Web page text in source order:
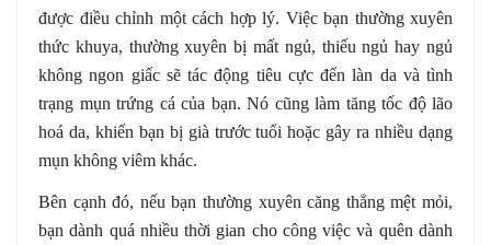
được điều chỉnh một cách hợp lý. Việc bạn thường xuyên
thức khuya, thường xuyên bị mất ngủ, thiếu ngủ hay ngủ
không ngon giấc sẽ tác động tiêu cực đến làn da và tình
trạng mụn trứng cá của bạn. Nó cũng làm tăng tốc độ lão
hoá da, khiến bạn bị già trước tuổi hoặc gây ra nhiều dạng
mụn không viêm khác.
Bên cạnh đó, nếu bạn thường xuyên căng thẳng mệt mỏi,
bạn dành quá nhiều thời gian cho công việc và quên dành